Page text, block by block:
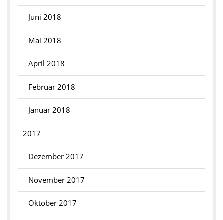
Juni 2018
Mai 2018
April 2018
Februar 2018
Januar 2018
2017
Dezember 2017
November 2017
Oktober 2017